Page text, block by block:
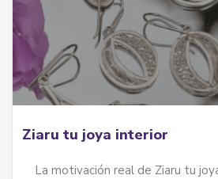
Ziaru tu joya interior
La motivación real de Ziaru tu